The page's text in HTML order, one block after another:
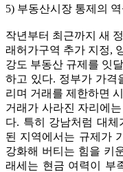
5) 부동산시장 통제의
작년부터 최근까지 새
래허가구역 추가 지정,
강도 부동산 규제를 잇
하고 있다. 정부가 가격
리며 거래를 제한하면
거래가 사라진 자리에
다. 특히 강남처럼 대
된 지역에서는 규제가
강화해 버티는 힘을 키
래세는 현금 여력이 부